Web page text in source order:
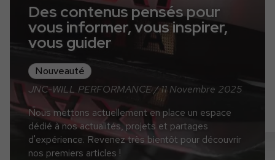
Des contenus pensés pour
vous informer, vous inspirer,
vous guider
Nouveauté
JNC-WILL PERFORMANCE / 11 Novembre 2025
Nous mettons actuellement en place un espace
dédié à nos actualités, projets et partages
d'expérience. Revenez très bientôt pour découvrir
nos premiers articles !